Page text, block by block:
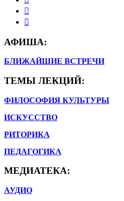
АФИША:
БЛИЖАЙШИЕ ВСТРЕЧИ
ТЕМЫ ЛЕКЦИЙ:
ФИЛОСОФИЯ КУЛЬТУРЫ
ИСКУССТВО
РИТОРИКА
ПЕДАГОГИКА
МЕДИАТЕКА:
АУДИО